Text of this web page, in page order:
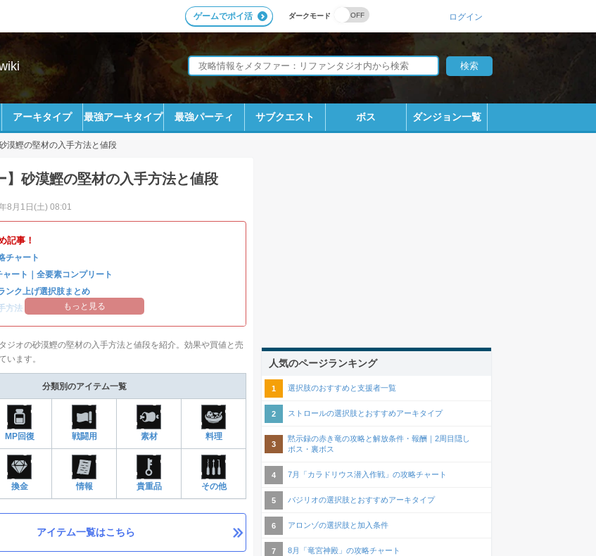
ダークモード
ゲームでポイ活 ログイン
アーキタイプ 最強アーキタイプ 最強パーティ サブクエスト ボス ダンジョン一覧
漠鰹の堅材の入手方法と値段
】砂漠鰹の堅材の入手方法と値段
8月1日(土) 08:01
記事！
チャート
ート｜全要素コンプリート
ンク上げ選択肢まとめ
方法 もっと見る
ジオの砂漠鰹の堅材の入手方法と値段を紹介。効果や買値と売
います。
分類別のアイテム一覧
MP回復 戦闘用 素材 料理
換金 情報 貴重品 その他
アイテム一覧はこちら
人気のページランキング
選択肢のおすすめと支援者一覧
ストロールの選択肢とおすすめアーキタイプ
黙示録の赤き竜の攻略と解放条件・報酬｜2周目隠し
ボス・裏ボス
7月「カラドリウス潜入作戦」の攻略チャート
バジリオの選択肢とおすすめアーキタイプ
アロンゾの選択肢と加入条件
8月「竜宮神殿」の攻略チャート